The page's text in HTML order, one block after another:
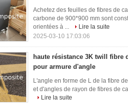
Achetez des feuilles de fibres de
carbone de 900*900 mm sont
orientées à ...
Lire la suite
2025-03-10 17:03:06
haute résistance 3K twill fibre
pour armure d'angle
L'angle en forme de L de la fibre
et d'angles de rayon de fibres de
Lire la suite